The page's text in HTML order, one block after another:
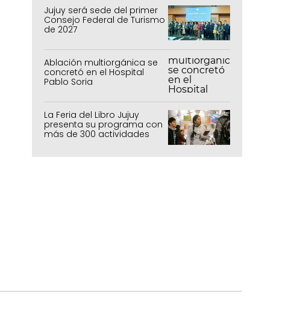
Jujuy será sede del primer
Consejo Federal de Turismo
de 2027
Ablación multiorgánica se
concretó en el Hospital
Pablo Soria
La Feria del Libro Jujuy
presenta su programa con
más de 300 actividades